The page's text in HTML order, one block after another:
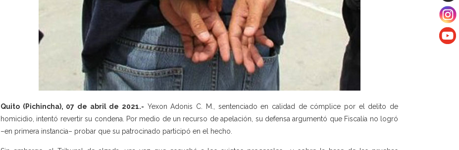
Quito (Pichincha), 07 de abril de 2021.- Yexon Adonis C. M., sentenciado en calidad de cómplice por el delito de
homicidio, intentó revertir su condena. Por medio de un recurso de apelación, su defensa argumentó que Fiscalía no logró
–en primera instancia– probar que su patrocinado participó en el hecho.